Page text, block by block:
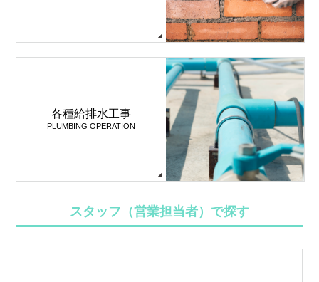
各種給排水工事
PLUMBING OPERATION
スタッフ（営業担当者）で探す